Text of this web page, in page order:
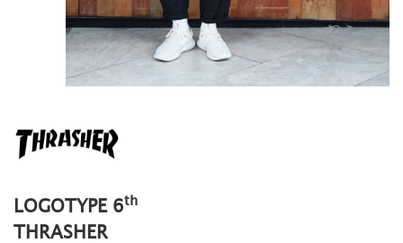
LOGOTYPE 6th
THRASHER